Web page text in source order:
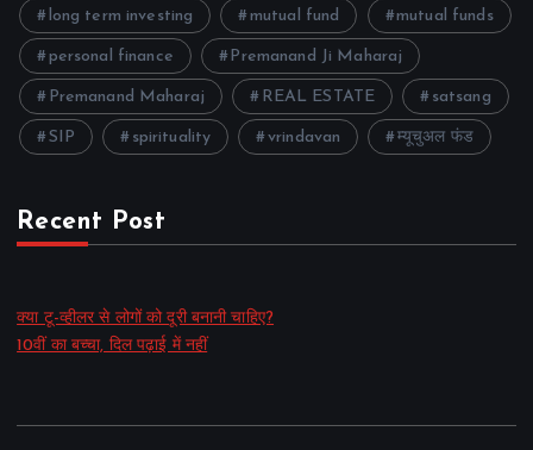
long term investing mutual fund mutual funds
personal finance Premanand Ji Maharaj
Premanand Maharaj REAL ESTATE satsang
SIP spirituality vrindavan म्यूचुअल फंड
Recent Post
क्या टू-व्हीलर से लोगों को दूरी बनानी चाहिए?
10वीं का बच्चा, दिल पढ़ाई में नहीं